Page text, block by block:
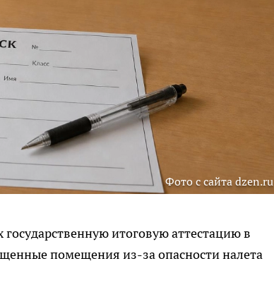
Фото с сайта dzen.ru
итоговую аттестацию в
помещения из-за опасности налета